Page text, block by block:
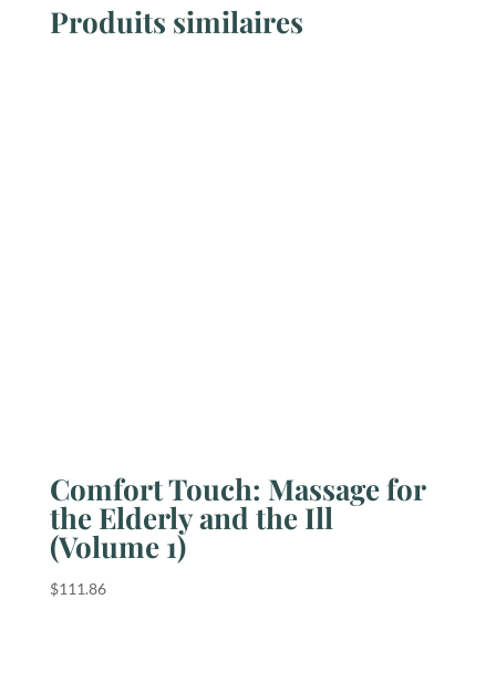
Produits similaires
Comfort Touch: Massage for
the Elderly and the Ill
(Volume 1)
$111.86